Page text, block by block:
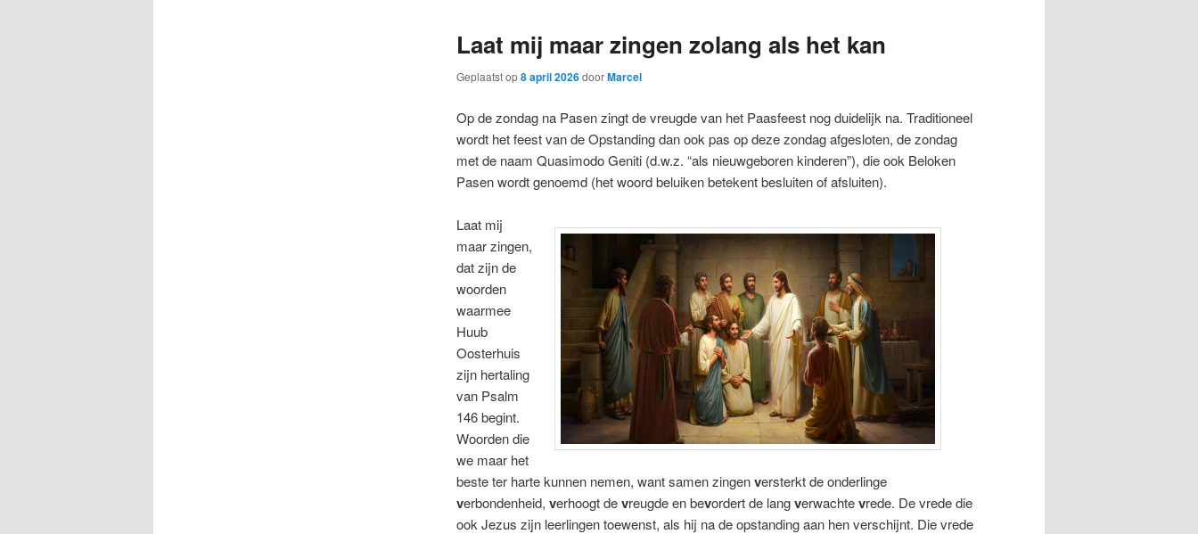
Laat mij maar zingen zolang als het kan
Geplaatst op8 april 2026doorMarcel
Op de zondag na Pasen zingt de vreugde van het Paasfeest nog duidelijk na. Traditioneel
wordt het feest van de Opstanding dan ook pas op deze zondag afgesloten, de zondag
met de naam Quasimodo Geniti (d.w.z. “als nieuwgeboren kinderen”), die ook Beloken
Pasen wordt genoemd (het woord beluiken betekent besluiten of afsluiten).
Laat mij
maar zingen,
dat zijn de
woorden
waarmee
Huub
Oosterhuis
zijn hertaling
van Psalm
146 begint.
Woorden die
we maar het
beste ter harte kunnen nemen, want samen zingenversterkt de onderlinge
verbondenheid, verhoogt devreugde en bevordert de langverwachtevrede. De vrede die
ook Jezus zijn leerlingen toewenst, als hij na de opstanding aan hen verschijnt. Die vrede